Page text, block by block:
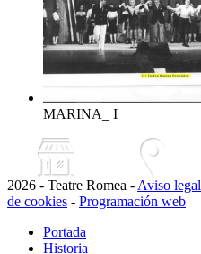
MARINA_ I
2026 - Teatre Romea - Aviso legal
de cookies - Programación web
Portada
Historia